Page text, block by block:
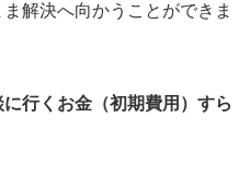
解決へ向かうことができま
行くお金（初期費用）すら